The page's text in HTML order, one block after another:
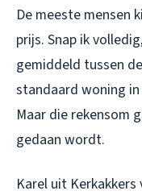
De meeste mensen
prijs. Snap ik
gemiddeld tussen
standaard woning
Maar die rekensom
gedaan wordt.
Karel uit